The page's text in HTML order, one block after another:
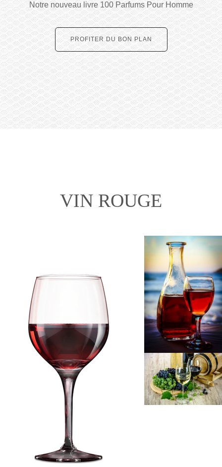
Notre nouveau livre 100 Parfums Pour Homme
PROFITER DU BON PLAN
VIN ROUGE